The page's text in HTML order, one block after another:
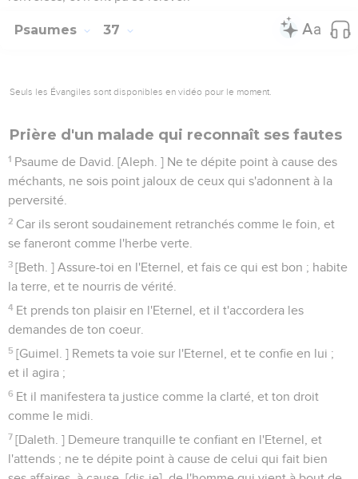
Psaumes 37
Seuls les Évangiles sont disponibles en vidéo pour le moment.
Prière d'un malade qui reconnaît ses fautes
1 Psaume de David. [Aleph. ] Ne te dépite point à cause des
méchants, ne sois point jaloux de ceux qui s'adonnent à la
perversité.
2 Car ils seront soudainement retranchés comme le foin, et
se faneront comme l'herbe verte.
3 [Beth. ] Assure-toi en l'Eternel, et fais ce qui est bon ; habite
la terre, et te nourris de vérité.
4 Et prends ton plaisir en l'Eternel, et il t'accordera les
demandes de ton coeur.
5 [Guimel. ] Remets ta voie sur l'Eternel, et te confie en lui ;
et il agira ;
6 Et il manifestera ta justice comme la clarté, et ton droit
comme le midi.
7 [Daleth. ] Demeure tranquille te confiant en l'Eternel, et
l'attends ; ne te dépite point à cause de celui qui fait bien